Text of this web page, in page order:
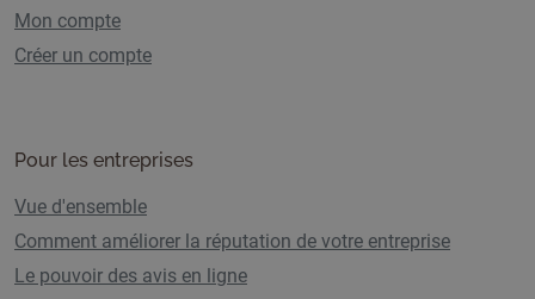
Mon compte
Créer un compte
Pour les entreprises
Vue d'ensemble
Comment améliorer la réputation de votre entreprise
Le pouvoir des avis en ligne